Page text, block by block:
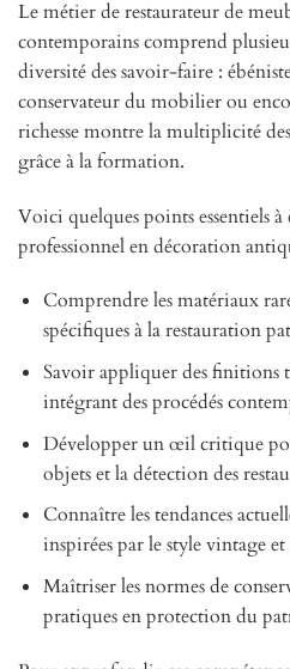
Le métier de restaurateur de
contemporains comprend
diversité des savoir-faire :
conservateur du mobilier ou
richesse montre la multiplicité
grâce à la formation.
Voici quelques points essentiels
professionnel en décoration
Comprendre les matériaux
spécifiques à la restauration
Savoir appliquer des finitions
intégrant des procédés
Développer un œil critique
objets et la détection des
Connaître les tendances
inspirées par le style vintage
Maîtriser les normes de
pratiques en protection du